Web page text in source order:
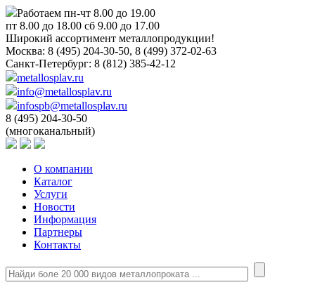
Работаем пн-чт 8.00 до 19.00
пт 8.00 до 18.00 сб 9.00 до 17.00
Широкий ассортимент металлопродукции!
Москва: 8 (495) 204-30-50, 8 (499) 372-02-63
Санкт-Петербург: 8 (812) 385-42-12
metallosplav.ru
info@metallosplav.ru
infospb@metallosplav.ru
8 (495) 204-30-50
(многоканальный)
О компании
Каталог
Услуги
Новости
Информация
Партнеры
Контакты